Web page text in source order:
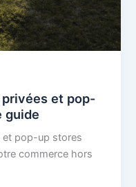
et pop-
guide
et pop-up stores
commerce hors